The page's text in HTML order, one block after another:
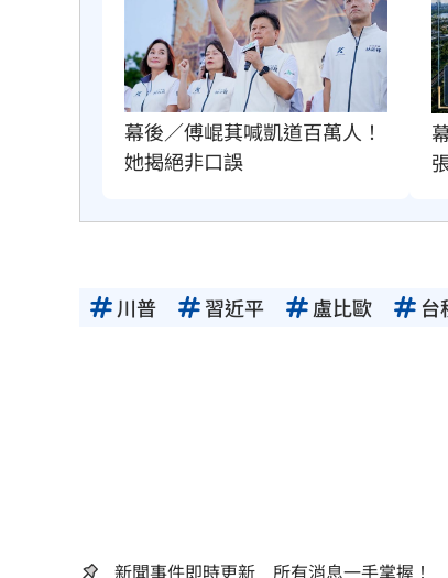
幕後／傅崐萁喊凱道百萬人！
她揭絕非口誤
川普 習近平 盧比歐 台
新聞事件即時更新 所有消息一手掌握！